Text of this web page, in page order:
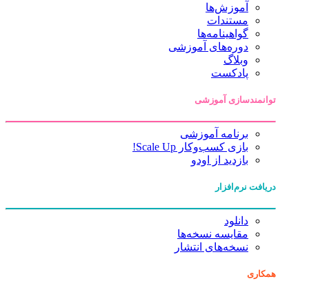
آموزش‌ها
مستندات
گواهینامه‌ها
دوره‌های آموزشی
وبلاگ
پادکست
توانمندسازی آموزشی
برنامه آموزشی
بازی کسب‌وکار Scale Up!
بازدید از اودو
دریافت نرم‌افزار
دانلود
مقایسه نسخه‌ها
نسخه‌های انتشار
همکاری